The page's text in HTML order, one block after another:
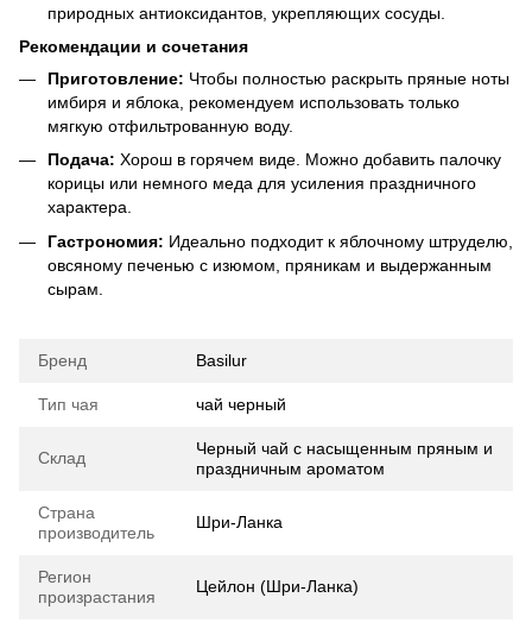
природных антиоксидантов, укрепляющих сосуды.
Рекомендации и сочетания
Приготовление: Чтобы полностью раскрыть пряные ноты
имбиря и яблока, рекомендуем использовать только
мягкую отфильтрованную воду.
Подача: Хорош в горячем виде. Можно добавить палочку
корицы или немного меда для усиления праздничного
характера.
Гастрономия: Идеально подходит к яблочному штруделю,
овсяному печенью с изюмом, пряникам и выдержанным
сырам.
Бренд Basilur
Тип чая чай черный
Склад
Черный чай с насыщенным пряным и
праздничным ароматом
Страна
производитель
Шри-Ланка
Регион
произрастания
Цейлон (Шри-Ланка)